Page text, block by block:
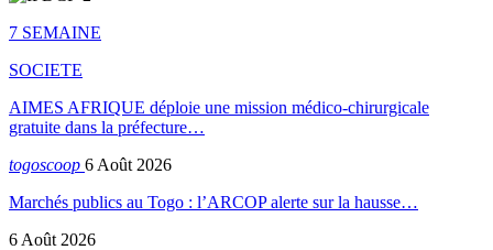
7 SEMAINE
SOCIETE
AIMES AFRIQUE déploie une mission médico-chirurgicale
gratuite dans la préfecture…
togoscoop 6 Août 2026
Marchés publics au Togo : l’ARCOP alerte sur la hausse…
6 Août 2026